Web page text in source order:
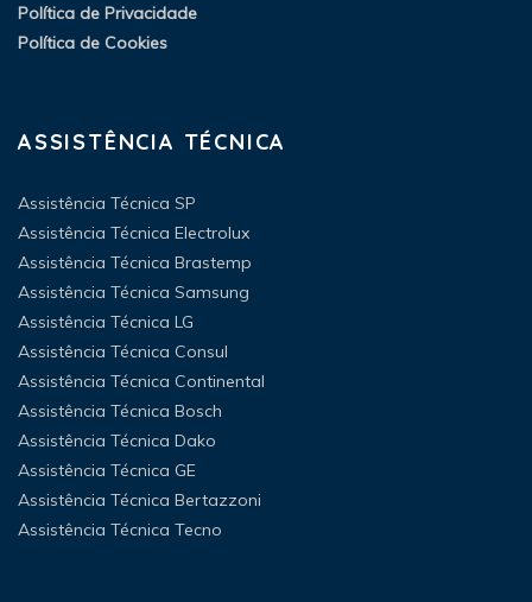
Política de Privacidade
Política de Cookies
ASSISTÊNCIA TÉCNICA
Assistência Técnica SP
Assistência Técnica Electrolux
Assistência Técnica Brastemp
Assistência Técnica Samsung
Assistência Técnica LG
Assistência Técnica Consul
Assistência Técnica Continental
Assistência Técnica Bosch
Assistência Técnica Dako
Assistência Técnica GE
Assistência Técnica Bertazzoni
Assistência Técnica Tecno